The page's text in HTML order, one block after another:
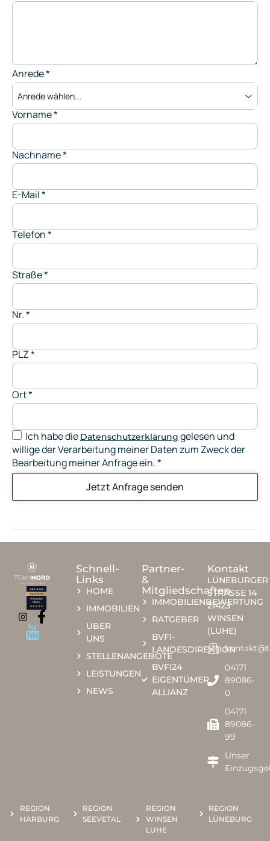
Anrede*
Anrede wählen...
Vorname*
Nachname*
E-Mail*
Telefon*
Straße*
Nr.*
PLZ*
Ort*
Ich habe die Datenschutzerklärung gelesen und
willige der Verarbeitung meiner Daten zum Zweck der
Bearbeitung meiner Anfrage ein.*
Jetzt Anfrage senden
Schnell-
Links
HOME
IMMOBILIEN
ÜBER
UNS
STELLENANGEBOTE
LEISTUNGEN
NEWS
Partner-
&
Mitgliedschaften
IMMOBILIENBEWERTUNG
RATGEBER
BVFI-
LANDESDIREKTION
BVFI24
EIGENTÜMER
ALLIANZ
Kontakt
LÜNEBURGER
STRASSE 14
21423
WINSEN
(LUHE)
04171
89086-
0​​
04171
89086-
99
Unser
REGION
HARBURG
REGION
SEEVETAL
REGION
WINSEN
LUHE
REGION
LÜNEBURG